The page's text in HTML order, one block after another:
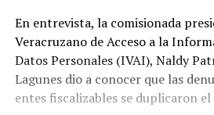
En entrevista, la comisionada
Veracruzano de Acceso a la
Datos Personales (IVAI), Naldy
Lagunes dio a conocer que las
entes fiscalizables se duplicaron el